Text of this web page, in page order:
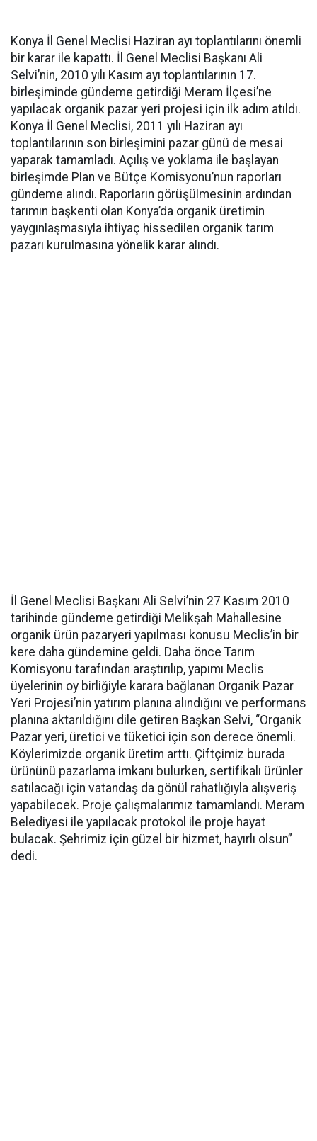
Konya İl Genel Meclisi Haziran ayı toplantılarını önemli
bir karar ile kapattı. İl Genel Meclisi Başkanı Ali
Selvi’nin, 2010 yılı Kasım ayı toplantılarının 17.
birleşiminde gündeme getirdiği Meram İlçesi’ne
yapılacak organik pazar yeri projesi için ilk adım atıldı.
Konya İl Genel Meclisi, 2011 yılı Haziran ayı
toplantılarının son birleşimini pazar günü de mesai
yaparak tamamladı. Açılış ve yoklama ile başlayan
birleşimde Plan ve Bütçe Komisyonu’nun raporları
gündeme alındı. Raporların görüşülmesinin ardından
tarımın başkenti olan Konya’da organik üretimin
yaygınlaşmasıyla ihtiyaç hissedilen organik tarım
pazarı kurulmasına yönelik karar alındı.
İl Genel Meclisi Başkanı Ali Selvi’nin 27 Kasım 2010
tarihinde gündeme getirdiği Melikşah Mahallesine
organik ürün pazaryeri yapılması konusu Meclis’in bir
kere daha gündemine geldi. Daha önce Tarım
Komisyonu tarafından araştırılıp, yapımı Meclis
üyelerinin oy birliğiyle karara bağlanan Organik Pazar
Yeri Projesi’nin yatırım planına alındığını ve performans
planına aktarıldığını dile getiren Başkan Selvi, “Organik
Pazar yeri, üretici ve tüketici için son derece önemli.
Köylerimizde organik üretim arttı. Çiftçimiz burada
ürününü pazarlama imkanı bulurken, sertifikalı ürünler
satılacağı için vatandaş da gönül rahatlığıyla alışveriş
yapabilecek. Proje çalışmalarımız tamamlandı. Meram
Belediyesi ile yapılacak protokol ile proje hayat
bulacak. Şehrimiz için güzel bir hizmet, hayırlı olsun”
dedi.